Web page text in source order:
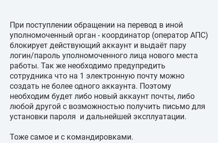
При поступлении обращении на перевод в иной
уполномоченный орган - координатор (оператор АПС)
блокирует действующий аккаунт и выдаёт пару
логин/пароль уполномоченного лица нового места
работы. Так же необходимо предупредить
сотрудника что на 1 электронную почту можно
создать не более одного аккаунта. Поэтому
необходим будет либо новый аккаунт почты, либо
любой другой с возможностью получить письмо для
установки пароля и дальнейшей эксплуатации.
Тоже самое и с командировками.